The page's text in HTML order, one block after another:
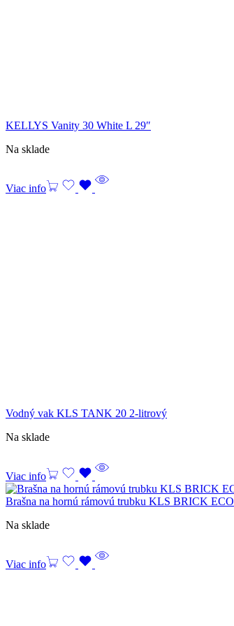
KELLYS Vanity 30 White L 29″
Na sklade
Viac info
Vodný vak KLS TANK 20 2-litrový
Na sklade
Viac info
Brašna na hornú rámovú trubku KLS BRICK ECO
Na sklade
Viac info